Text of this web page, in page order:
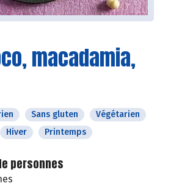
macadamia,
Sans gluten
Végétarien
Hiver Printemps
personnes